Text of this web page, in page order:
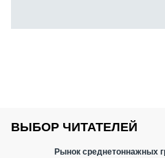
ВЫБОР ЧИТАТЕЛЕЙ
Рынок среднетоннажных